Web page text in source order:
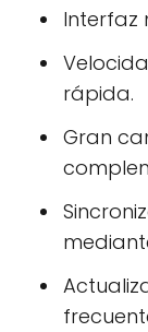
Interfaz
rápida.
Gran